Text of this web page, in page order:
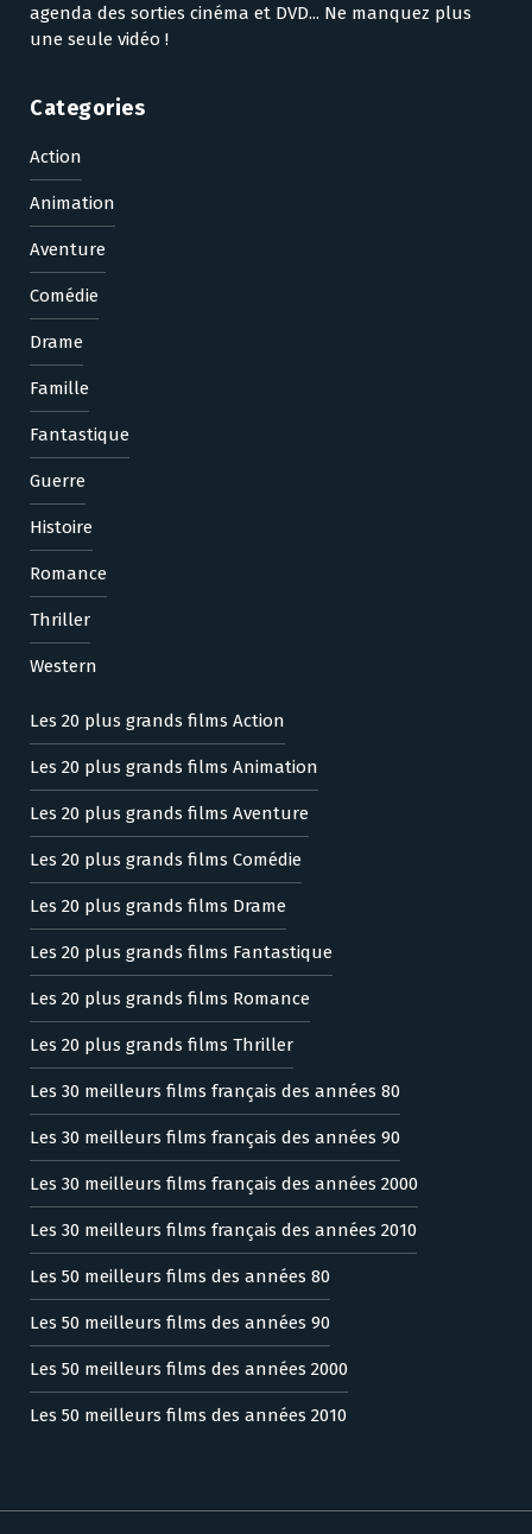
agenda des sorties cinéma et DVD... Ne manquez plus
une seule vidéo !
Categories
Action
Animation
Aventure
Comédie
Drame
Famille
Fantastique
Guerre
Histoire
Romance
Thriller
Western
Les 20 plus grands films Action
Les 20 plus grands films Animation
Les 20 plus grands films Aventure
Les 20 plus grands films Comédie
Les 20 plus grands films Drame
Les 20 plus grands films Fantastique
Les 20 plus grands films Romance
Les 20 plus grands films Thriller
Les 30 meilleurs films français des années 80
Les 30 meilleurs films français des années 90
Les 30 meilleurs films français des années 2000
Les 30 meilleurs films français des années 2010
Les 50 meilleurs films des années 80
Les 50 meilleurs films des années 90
Les 50 meilleurs films des années 2000
Les 50 meilleurs films des années 2010